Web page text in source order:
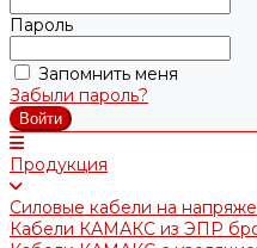
Пароль
Запомнить меня
Забыли пароль?
Продукция
Силовые кабели на
Кабели КАМАКС из ЭПР